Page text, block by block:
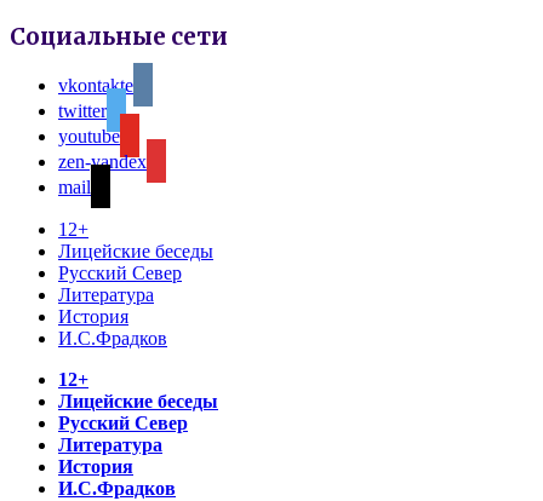
Социальные сети
vkontakte
twitter
youtube
zen-yandex
mail
12+
Лицейские беседы
Русский Север
Литература
История
И.С.Фрадков
12+
Лицейские беседы
Русский Север
Литература
История
И.С.Фрадков